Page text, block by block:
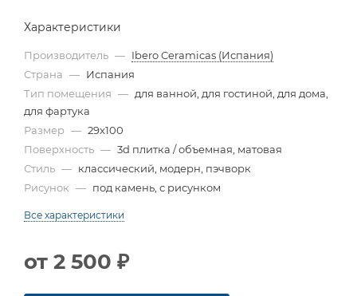
Характеристики
Производитель — Ibero Ceramicas (Испания)
Страна — Испания
Тип помещения — для ванной, для гостиной, для дома,
для фартука
Размер — 29x100
Поверхность — 3d плитка / объемная, матовая
Стиль — классический, модерн, пэчворк
Рисунок — под камень, с рисунком
Все характеристики
от 2 500 ₽